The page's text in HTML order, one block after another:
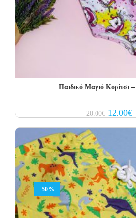
Παιδικό Μαγιό Κορίτσι
20.00€ Original
price
12.00€
-50%